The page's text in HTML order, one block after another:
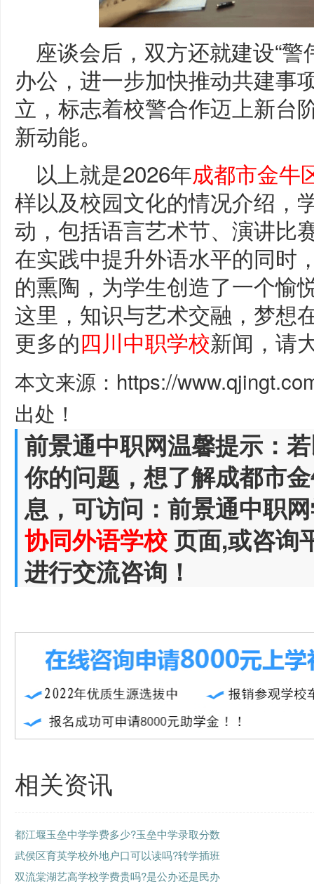
座谈会后，双方还就建设“
办公，进一步加快推动共建事
立，标志着校警合作迈上新台
新动能。
以上就是2026年成都市金牛
样以及校园文化的情况介绍，
动，包括语言艺术节、演讲比
在实践中提升外语水平的同时
的熏陶，为学生创造了一个愉
这里，知识与艺术交融，梦想
更多的四川中职学校新闻，请
本文来源：https://
出处！
前景通中职网温馨提示：
你的问题，想了解成都市
息，可访问：前景通中职
协同外语学校页面,或咨询
进行交流咨询！
相关资讯
都江堰玉垒中学学费多少?玉垒中学录取分数
武侯区育英学校外地户口可以读吗?转学插班
双流棠湖艺高学校学费贵吗?是公办还是民办